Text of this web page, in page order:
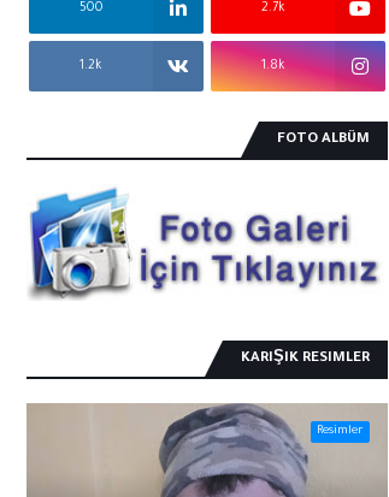
2.7k
500
1.8k
1.2k
FOTO ALBÜM
KARIŞIK RESIMLER
Resimler